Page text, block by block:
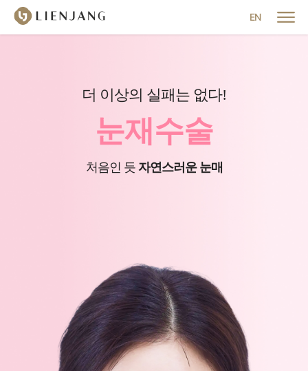
EN
더 이상의 실패는 없다!
눈재수술
처음인 듯 자연스러운 눈매